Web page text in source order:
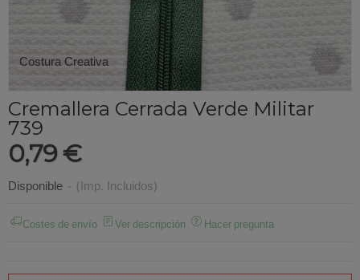
Costura Creativa
Cremallera Cerrada Verde Militar
739
0,79 €
Disponible - (Imp. Incluidos)
Costes de envío Ver descripción Hacer pregunta